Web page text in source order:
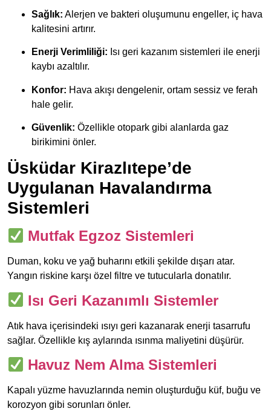
Sağlık: Alerjen ve bakteri oluşumunu engeller, iç hava
kalitesini artırır.
Enerji Verimliliği: Isı geri kazanım sistemleri ile enerji
kaybı azaltılır.
Konfor: Hava akışı dengelenir, ortam sessiz ve ferah
hale gelir.
Güvenlik: Özellikle otopark gibi alanlarda gaz
birikimini önler.
Üsküdar Kirazlıtepe’de
Uygulanan Havalandırma
Sistemleri
Mutfak Egzoz Sistemleri
Duman, koku ve yağ buharını etkili şekilde dışarı atar.
Yangın riskine karşı özel filtre ve tutucularla donatılır.
Isı Geri Kazanımlı Sistemler
Atık hava içerisindeki ısıyı geri kazanarak enerji tasarrufu
sağlar. Özellikle kış aylarında ısınma maliyetini düşürür.
Havuz Nem Alma Sistemleri
Kapalı yüzme havuzlarında nemin oluşturduğu küf, buğu ve
korozyon gibi sorunları önler.